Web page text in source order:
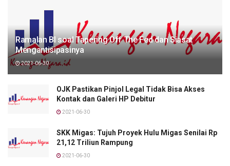
Ramalan BI soal Tapering Off The Fed dan Siasat
Mengantisipasinya
2021-06-30
OJK Pastikan Pinjol Legal Tidak Bisa Akses
Kontak dan Galeri HP Debitur
2021-06-30
SKK Migas: Tujuh Proyek Hulu Migas Senilai Rp
21,12 Triliun Rampung
2021-06-30